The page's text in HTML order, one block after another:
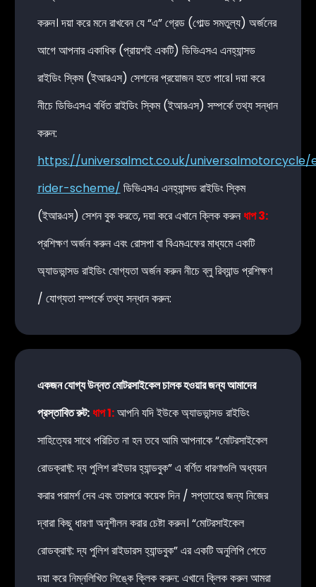
করুন। দয়া করে মনে রাখবেন যে “এ” গ্রেড (গোল্ড সমতুল্য) অর্জনের
আগে আপনার একাধিক (প্রায়শই একটি) ডিভিএসএ এনহ্যান্সড
রাইডিং স্কিম (ইআরএস) সেশনের প্রয়োজন হতে পারে। দয়া করে
নীচে ডিভিএসএ বর্ধিত রাইডিং স্কিম (ইআরএস) সম্পর্কে তথ্য সন্ধান
করুন:
https://universalmct.co.uk/universalmotorcycle/
rider-scheme/ ডিভিএসএ এনহ্যান্সড রাইডিং স্কিম
(ইআরএস) সেশন বুক করতে, দয়া করে এখানেক্লিক করুন ধাপ 3:
প্রশিক্ষণ অর্জন করুন এবং রোসপা বা বিএমএফের মাধ্যমে একটি
অ্যাডভান্সড রাইডিং যোগ্যতা অর্জন করুন নীচে ব্লু রিব্যান্ড প্রশিক্ষণ
/ যোগ্যতা সম্পর্কে তথ্য সন্ধান করুন:
একজন যোগ্য উন্নত মোটরসাইকেল চালক হওয়ার জন্য আমাদের
প্রস্তাবিত রুট: ধাপ 1:আপনি যদি ইউকে অ্যাডভান্সড রাইডিং
সাহিত্যের সাথে পরিচিত না হন তবে আমি আপনাকে “মোটরসাইকেল
রোডক্রাফ্ট: দ্য পুলিশ রাইডার হ্যান্ডবুক” এ বর্ণিত ধারণাগুলি অধ্যয়ন
করার পরামর্শ দেব এবং তারপরে কয়েক দিন / সপ্তাহের জন্য নিজের
দ্বারা কিছু ধারণা অনুশীলন করার চেষ্টা করুন। “মোটরসাইকেল
রোডক্রাফ্ট: দ্য পুলিশ রাইডারস হ্যান্ডবুক” এর একটি অনুলিপি পেতে
দয়া করে নিম্নলিখিত লিঙ্কে ক্লিক করুন: এখানে ক্লিক করুনআমরা